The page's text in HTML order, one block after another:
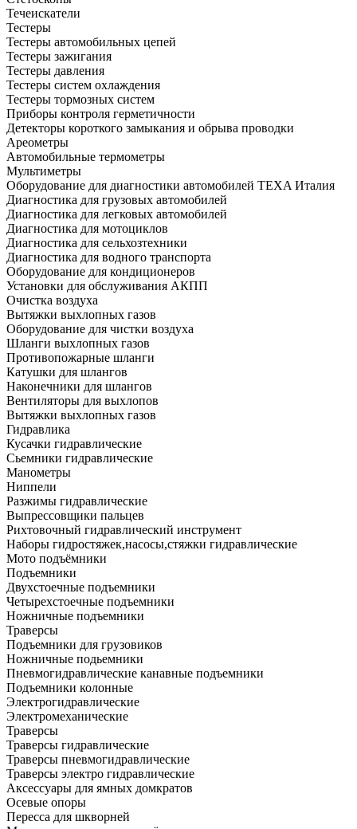
Течеискатели
Тестеры
Тестеры автомобильных цепей
Тестеры зажигания
Тестеры давления
Тестеры систем охлаждения
Тестеры тормозных систем
Приборы контроля герметичности
Детекторы короткого замыкания и обрыва проводки
Ареометры
Автомобильные термометры
Мультиметры
Оборудование для диагностики автомобилей TEXA Италия
Диагностика для грузовых автомобилей
Диагностика для легковых автомобилей
Диагностика для мотоциклов
Диагностика для сельхозтехники
Диагностика для водного транспорта
Оборудование для кондиционеров
Установки для обслуживания АКПП
Очистка воздуха
Вытяжки выхлопных газов
Оборудование для чистки воздуха
Шланги выхлопных газов
Противопожарные шланги
Катушки для шлангов
Наконечники для шлангов
Вентиляторы для выхлопов
Вытяжки выхлопных газов
Гидравлика
Кусачки гидравлические
Сьемники гидравлические
Манометры
Ниппели
Разжимы гидравлические
Выпрессовщики пальцев
Рихтовочный гидравлический инструмент
Наборы гидростяжек,насосы,стяжки гидравлические
Мото подъёмники
Подъемники
Двухстоечные подъемники
Четырехстоечные подъемники
Ножничные подъемники
Траверсы
Подъемники для грузовиков
Ножничные подьемники
Пневмогидравлические канавные подъемники
Подъемники колонные
Электрогидравлические
Электромеханические
Траверсы
Траверсы гидравлические
Траверсы пневмогидравлические
Траверсы электро гидравлические
Аксессуары для ямных домкратов
Осевые опоры
Пересса для шкворней